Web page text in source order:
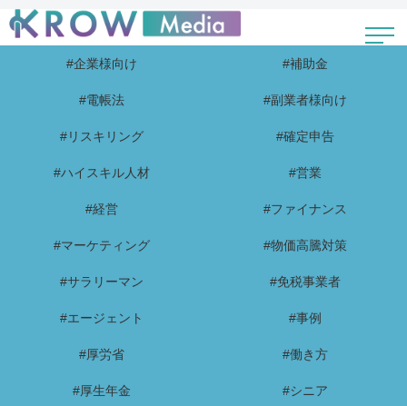
#企業様向け #補助金
#電帳法 #副業者様向け
#リスキリング #確定申告
#ハイスキル人材 #営業
#経営 #ファイナンス
#マーケティング #物価高騰対策
#サラリーマン #免税事業者
#エージェント #事例
#厚労省 #働き方
#厚生年金 #シニア